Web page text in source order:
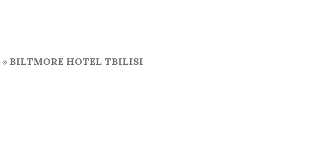
» BILTMORE HOTEL TBILISI